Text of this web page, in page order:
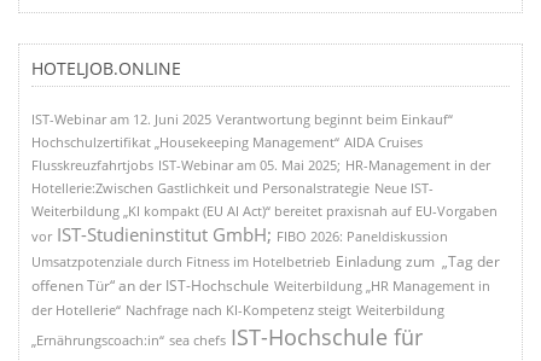
HOTELJOB.ONLINE
IST-Webinar am 12. Juni 2025 Verantwortung beginnt beim Einkauf“
Hochschulzertifikat „Housekeeping Management“ AIDA Cruises
Flusskreuzfahrtjobs IST-Webinar am 05. Mai 2025; HR-Management in der
Hotellerie:Zwischen Gastlichkeit und Personalstrategie Neue IST-
Weiterbildung „KI kompakt (EU AI Act)“ bereitet praxisnah auf EU-Vorgaben
vor IST-Studieninstitut GmbH; FIBO 2026: Paneldiskussion
Umsatzpotenziale durch Fitness im Hotelbetrieb Einladung zum „Tag der
offenen Tür“ an der IST-Hochschule Weiterbildung „HR Management in
der Hotellerie“ Nachfrage nach KI-Kompetenz steigt Weiterbildung
„Ernährungscoach:in“ sea chefs IST-Hochschule für